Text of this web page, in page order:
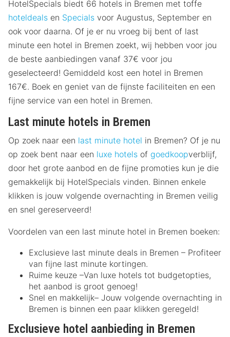
HotelSpecials biedt 66 hotels in Bremen met toffe
hoteldeals en Specials voor Augustus, September en
ook voor daarna. Of je er nu vroeg bij bent of last
minute een hotel in Bremen zoekt, wij hebben voor jou
de beste aanbiedingen vanaf 37€ voor jou
geselecteerd! Gemiddeld kost een hotel in Bremen
167€. Boek en geniet van de fijnste faciliteiten en een
fijne service van een hotel in Bremen.
Last minute hotels in Bremen
Op zoek naar een last minute hotel in Bremen? Of je nu
op zoek bent naar een luxe hotels of goedkoopverblijf,
door het grote aanbod en de fijne promoties kun je die
gemakkelijk bij HotelSpecials vinden. Binnen enkele
klikken is jouw volgende overnachting in Bremen veilig
en snel gereserveerd!
Voordelen van een last minute hotel in Bremen boeken:
Exclusieve last minute deals in Bremen – Profiteer
van fijne last minute kortingen.
Ruime keuze –Van luxe hotels tot budgetopties,
het aanbod is groot genoeg!
Snel en makkelijk– Jouw volgende overnachting in
Bremen is binnen een paar klikken geregeld!
Exclusieve hotel aanbieding in Bremen